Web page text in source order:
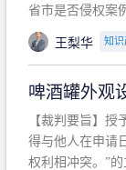
省市是否侵权案例裁
江杭知桥律师事
读】 第一部分：
诉讼建议 第二部
例的裁判要旨 目录 第一部分、刮码剪码
刮
王梨华 知识
啤酒罐外观
【裁判要旨】授
得与他人在申请
权利相冲突。”